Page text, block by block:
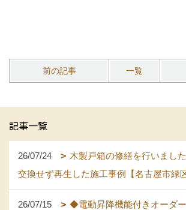
前の記事 一覧
記事一覧
26/07/24
木製戸箱の修繕を行いまし
交換せず再生した施工事例【名古屋市緑区
26/07/15
◆電動昇降機能付きオーダ